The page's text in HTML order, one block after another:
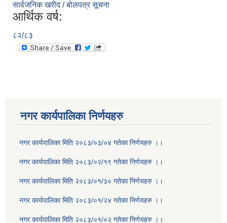
सार्वजनिक खरीद / बोलपत्र सूचना
आर्थिक वर्ष:
८२/८३
नगर कार्यपालिका निर्णयहरु
नगर कार्यपालिका मिति २०८३/०३/०४ गतेका निर्णयहरु ।।
नगर कार्यपालिका मिति २०८३/०२/१९ गतेका निर्णयहरु ।।
नगर कार्यपालिका मिति २०८३/०१/३० गतेका निर्णयहरु ।।
नगर कार्यपालिका मिति २०८३/०१/२४ गतेका निर्णयहरु ।।
नगर कार्यपालिका मिति २०८३/०१/०२ गतेका निर्णयहरु ।।